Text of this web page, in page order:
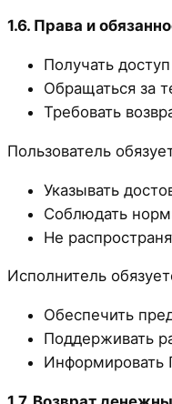
1.6. Права и
Получать
Обращаться за
Требовать
Пользователь
Указывать
Соблюдать
Не
Исполнитель
Обеспечить
Поддерживать
Информировать